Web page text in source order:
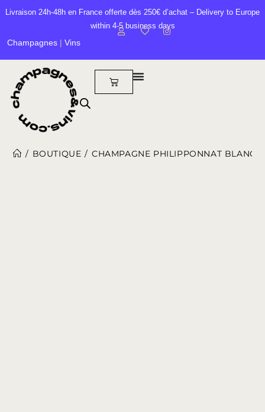
Livraison 24h-48h en France offerte dès 250€ d’achat – Delivery to Europe
within 4-5 business days
Champagnes | Vins
/ BOUTIQUE / CHAMPAGNE PHILIPPONNAT BLANC